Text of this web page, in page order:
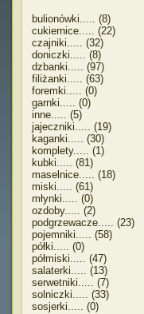
bulionówki..... (8)
cukiernice..... (22)
czajniki..... (32)
doniczki..... (8)
dzbanki..... (97)
filiżanki..... (63)
foremki..... (0)
garnki..... (0)
inne..... (5)
jajeczniki..... (19)
kaganki..... (30)
komplety..... (1)
kubki..... (81)
maselnice..... (18)
miski..... (61)
młynki..... (0)
ozdoby..... (2)
podgrzewacze..... (23)
pojemniki..... (58)
półki..... (0)
półmiski..... (47)
salaterki..... (13)
serwetniki..... (7)
solniczki..... (33)
sosjerki..... (0)